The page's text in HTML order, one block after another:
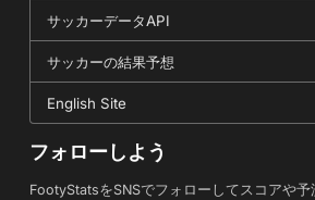
サッカーデータAPI
サッカーの結果予想
English Site
フォローしよう
FootyStatsをSNSでフォローしてスコアや